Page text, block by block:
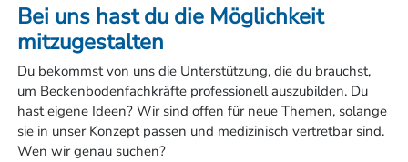
Bei uns hast du die Möglichkeit
mitzugestalten
Du bekommst von uns die Unterstützung, die du brauchst,
um Beckenbodenfachkräfte professionell auszubilden. Du
hast eigene Ideen? Wir sind offen für neue Themen, solange
sie in unser Konzept passen und medizinisch vertretbar sind.
Wen wir genau suchen?